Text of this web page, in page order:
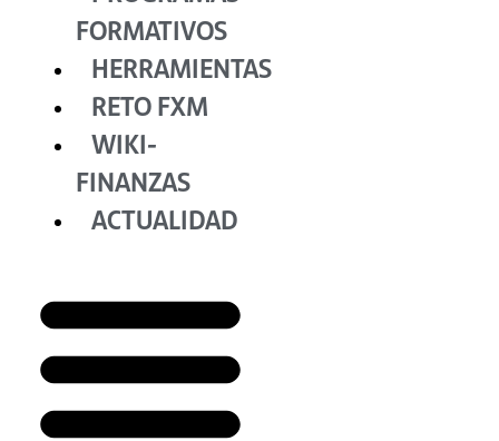
FORMATIVOS
HERRAMIENTAS
RETO FXM
WIKI-
FINANZAS
ACTUALIDAD